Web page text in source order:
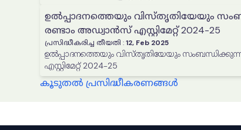
ഉൽപ്പാദനത്തെയും വിസ്തൃതിയേയും
രണ്ടാം അഡ്വാൻസ് എസ്റ്റിമേറ്റ് 2024-25
പ്രസിദ്ധീകരിച്ച തീയതി :12, Feb 2025
ഉൽപ്പാദനത്തെയും വിസ്തൃതിയേയും സംബന്ധിക്കുന്ന രണ്ടാം
എസ്റ്റിമേറ്റ് 2024-25
കൂടുതൽ പ്രസിദ്ധീകരണങ്ങൾ